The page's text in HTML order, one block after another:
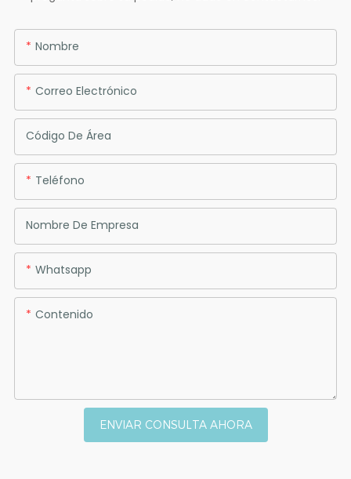
Nombre
Correo Electrónico
Código De Área
Teléfono
Nombre De Empresa
Whatsapp
Contenido
ENVIAR CONSULTA AHORA